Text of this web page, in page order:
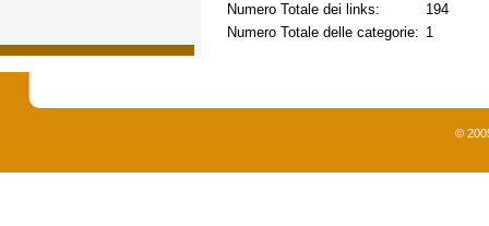
Numero Totale dei links:
194
Numero Totale delle categorie: 1
©